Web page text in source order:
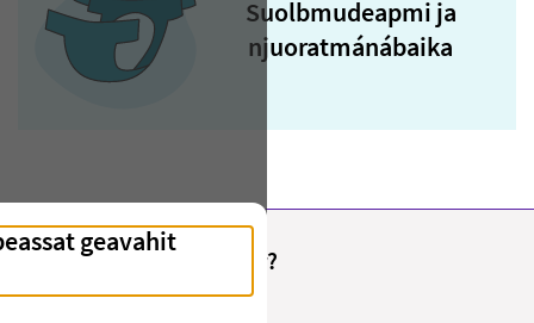
Suolbmudeapmi ja
njuoratmánábaika
Fant du det du lette etter?